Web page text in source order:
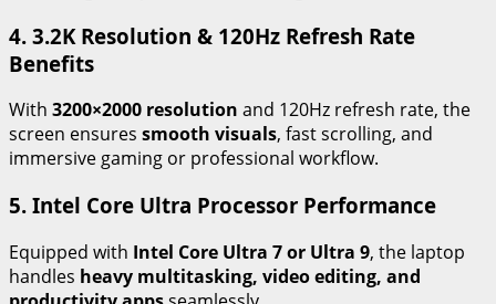
4. 3.2K Resolution & 120Hz Refresh Rate
Benefits
With 3200×2000 resolution and 120Hz refresh rate, the
screen ensures smooth visuals, fast scrolling, and
immersive gaming or professional workflow.
5. Intel Core Ultra Processor Performance
Equipped with Intel Core Ultra 7 or Ultra 9, the laptop
handles heavy multitasking, video editing, and